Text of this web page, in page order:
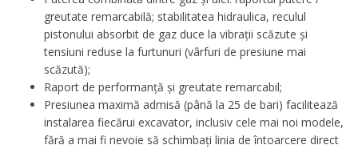
greutate remarcabilă; stabilitatea hidraulica, reculul
pistonului absorbit de gaz duce la vibrații scăzute și
tensiuni reduse la furtunuri (vârfuri de presiune mai
scăzută);
Raport de performanță și greutate remarcabil;
Presiunea maximă admisă (până la 25 de bari) facilitează
instalarea fiecărui excavator, inclusiv cele mai noi modele,
fără a mai fi nevoie să schimbați linia de întoarcere direct